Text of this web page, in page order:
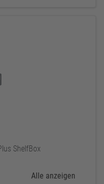
ShelfBox
Alle anzeigen